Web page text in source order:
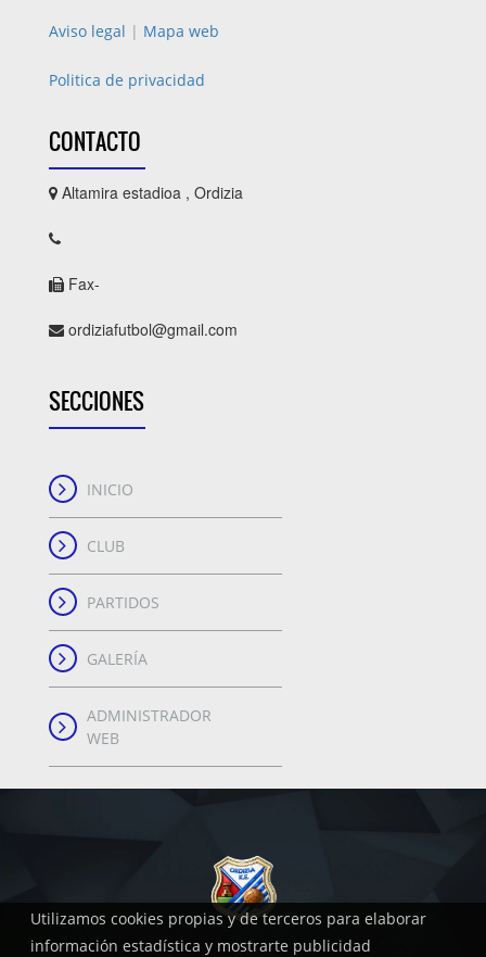
Aviso legal | Mapa web
Politica de privacidad
CONTACTO
Altamira estadioa , Ordizia
Fax-
ordiziafutbol@gmail.com
SECCIONES
INICIO
CLUB
PARTIDOS
GALERÍA
ADMINISTRADOR
WEB
Utilizamos cookies propias y de terceros para elaborar
información estadística y mostrarte publicidad